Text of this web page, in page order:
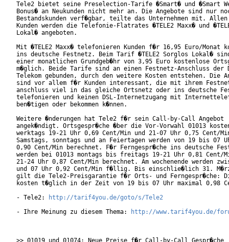
Tele2 bietet seine Preselection-Tarife �Smart� und �Smart
Bonus� an Neukunden nicht mehr an. Die Angebote sind nur
Bestandskunden verf�gbar, teilte das Unternehmen mit. Allen
Kunden werden die Telefonie-Flatrates �TELE2 Maxx� und
Lokal� angeboten.
Mit �TELE2 Maxx� telefonieren Kunden f�r 16,95 Euro/Monat
ins deutsche Festnetz. Beim Tarif �TELE2 Sorglos Lokal�
einer monatlichen Grundgeb�hr von 3,95 Euro kostenlose
m�glich. Beide Tarife sind an einen Festnetz-Anschluss der
Telekom gebunden, durch den weitere Kosten entstehen. Die
sind vor allem f�r Kunden interessant, die mit ihrem
anschluss viel in das gleiche Ortsnetz oder ins deutsche
telefonieren und keinen DSL-Internetzugang mit
ben�tigen oder bekommen k�nnen.
Weitere �nderungen hat Tele2 f�r sein Call-by-Call Angebot
angek�ndigt. Ortsgespr�che �ber die Vor-Vorwahl 01013
werktags 19-21 Uhr 0,69 Cent/Min und 21-07 Uhr 0,75 Cent/
Samstags, sonntags und an Feiertagen werden von 19 bis 07
0,90 Cent/Min berechnet. F�r Ferngespr�che ins deutsche
werden bei 01013 montags bis freitags 19-21 Uhr 0,81 Cent/
21-24 Uhr 0,87 Cent/Min berechnet. Am wochenende werden
und 07 Uhr 0,92 Cent/Min f�llig. Bis einschlie�lich 31.
gilt die Tele2-Preisgarantie f�r Orts- und Ferngespr�che:
kosten t�glich in der Zeit von 19 bis 07 Uhr maximal 0,98
- Tele2:
http://tarif4you.de/goto/s/Tele2
- Ihre Meinung zu diesem Thema:
http://www.tarif4you.de/
>> 01019 und 01074: Neue Preise f�r Call-by-Call Gespr�che